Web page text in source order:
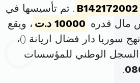
B142172002 . تم تأسيسها في
10000 د.ت
، ويقع
سوريا دار فضال اريانة ()،
الوطني للمؤسسات
.